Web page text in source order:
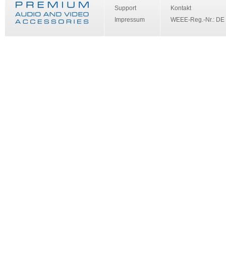
Support
Impressum
Kontakt
WEEE-Reg.-Nr.: